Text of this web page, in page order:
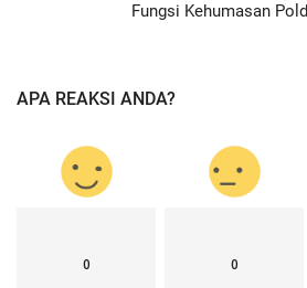
Fungsi Kehumasan
APA REAKSI ANDA?
0 0